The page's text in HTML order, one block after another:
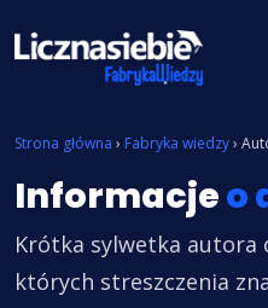
Strona główna › Fabryka wiedzy›
Informacjeo
Krótka sylwetka autora
których streszczenia
Znajdź książkę